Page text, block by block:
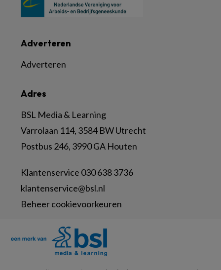
Adres
BSL Media & Learning
Varrolaan 114, 3584 BW Utrecht
Postbus 246, 3990 GA Houten
Klantenservice 030 638 3736
klantenservice@bsl.nl
Beheer cookievoorkeuren
Adverteren
Adverteren